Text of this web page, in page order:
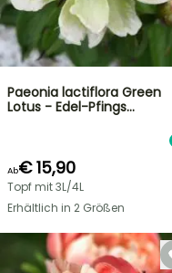
Paeonia lactiflora Green
Lotus - Edel-Pfings…
Ab€ 15,90
Topf mit 3L/4L
Erhältlich in 2 Größen